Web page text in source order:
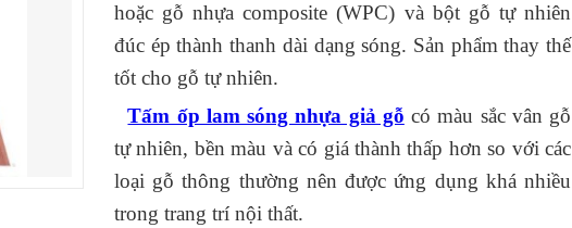
hoặc gỗ nhựa composite (WPC) và bột gỗ tự nhiên
đúc ép thành thanh dài dạng sóng. Sản phẩm thay thế
tốt cho gỗ tự nhiên.
Tấm ốp lam sóng nhựa giả gỗ có màu sắc vân gỗ
tự nhiên, bền màu và có giá thành thấp hơn so với các
loại gỗ thông thường nên được ứng dụng khá nhiều
trong trang trí nội thất.